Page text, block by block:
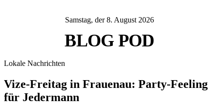
Samstag, der 8. August 2026
BLOG POD
Lokale Nachrichten
Vize-Freitag in Frauenau: Party-Feeling
für Jedermann